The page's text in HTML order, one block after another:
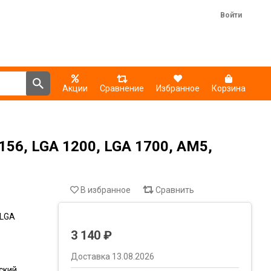
Войти
Акции Сравнение Избранное Корзина
LGA 1200, LGA 1700, AM5,
В избранное Сравнить
3 140 ₽
Доставка 13.08.2026